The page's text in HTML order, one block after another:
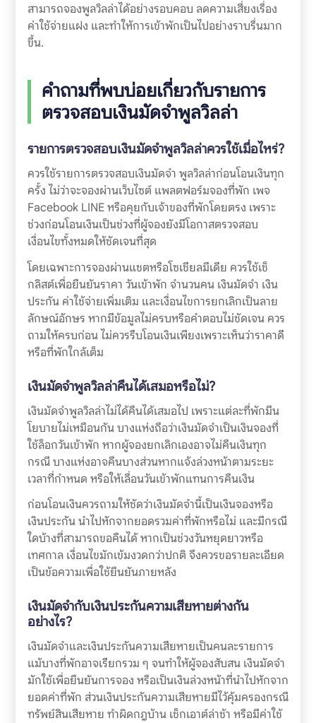
สามารถจองพูลวิลล่าได้อย่างรอบคอบ ลดความเสี่ยงเรื่อง
ค่าใช้จ่ายแฝง และทำให้การเข้าพักเป็นไปอย่างราบรื่นมาก
ขึ้น.
คำถามที่พบบ่อยเกี่ยวกับรายการ
ตรวจสอบเงินมัดจำพูลวิลล่า
รายการตรวจสอบเงินมัดจำพูลวิลล่าควรใช้เมื่อไหร่?
ควรใช้รายการตรวจสอบเงินมัดจำ พูลวิลล่าก่อนโอนเงินทุก
ครั้ง ไม่ว่าจะจองผ่านเว็บไซต์ แพลตฟอร์มจองที่พัก เพจ
Facebook LINE หรือคุยกับเจ้าของที่พักโดยตรง เพราะ
ช่วงก่อนโอนเงินเป็นช่วงที่ผู้จองยังมีโอกาสตรวจสอบ
เงื่อนไขทั้งหมดให้ชัดเจนที่สุด
โดยเฉพาะการจองผ่านแชตหรือโซเชียลมีเดีย ควรใช้เช็
กลิสต์เพื่อยืนยันราคา วันเข้าพัก จำนวนคน เงินมัดจำ เงิน
ประกัน ค่าใช้จ่ายเพิ่มเติม และเงื่อนไขการยกเลิกเป็นลาย
ลักษณ์อักษร หากมีข้อมูลไม่ครบหรือคำตอบไม่ชัดเจน ควร
ถามให้ครบก่อน ไม่ควรรีบโอนเงินเพียงเพราะเห็นว่าราคาดี
หรือที่พักใกล้เต็ม
เงินมัดจำพูลวิลล่าคืนได้เสมอหรือไม่?
เงินมัดจำพูลวิลล่าไม่ได้คืนได้เสมอไป เพราะแต่ละที่พักมีน
โยบายไม่เหมือนกัน บางแห่งถือว่าเงินมัดจำเป็นเงินจองที่
ใช้ล็อกวันเข้าพัก หากผู้จองยกเลิกเองอาจไม่คืนเงินทุก
กรณี บางแห่งอาจคืนบางส่วนหากแจ้งล่วงหน้าตามระยะ
เวลาที่กำหนด หรือให้เลื่อนวันเข้าพักแทนการคืนเงิน
ก่อนโอนเงินควรถามให้ชัดว่าเงินมัดจำนี้เป็นเงินจองหรือ
เงินประกัน นำไปหักจากยอดรวมค่าที่พักหรือไม่ และมีกรณี
ใดบ้างที่สามารถขอคืนได้ หากเป็นช่วงวันหยุดยาวหรือ
เทศกาล เงื่อนไขมักเข้มงวดกว่าปกติ จึงควรขอรายละเอียด
เป็นข้อความเพื่อใช้ยืนยันภายหลัง
เงินมัดจำกับเงินประกันความเสียหายต่างกัน
อย่างไร?
เงินมัดจำและเงินประกันความเสียหายเป็นคนละรายการ
แม้บางที่พักอาจเรียกรวม ๆ จนทำให้ผู้จองสับสน เงินมัดจำ
มักใช้เพื่อยืนยันการจอง หรือเป็นเงินล่วงหน้าที่นำไปหักจาก
ยอดค่าที่พัก ส่วนเงินประกันความเสียหายมีไว้คุ้มครองกรณี
ทรัพย์สินเสียหาย ทำผิดกฎบ้าน เช็กเอาต์ล่าช้า หรือมีค่าใช้